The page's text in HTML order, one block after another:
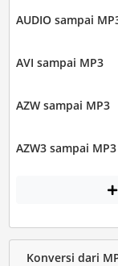
AUDIO sampai
AVI sampai MP3
AZW sampai MP3
AZW3 sampai MP3
Konversi dari